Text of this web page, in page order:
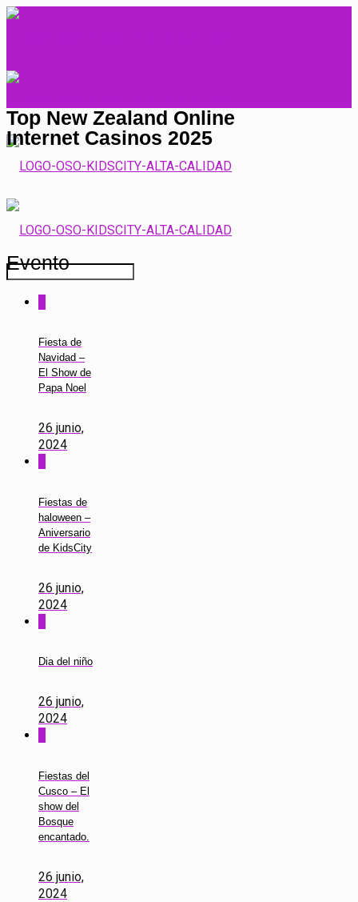
Top New Zealand Online
Internet Casinos 2025
Evento
Fiesta de
Navidad –
El Show de
Papa Noel
26 junio,
2024
Fiestas de
haloween –
Aniversario
de KidsCity
26 junio,
2024
Dia del niño
26 junio,
2024
Fiestas del
Cusco – El
show del
Bosque
encantado.
26 junio,
2024